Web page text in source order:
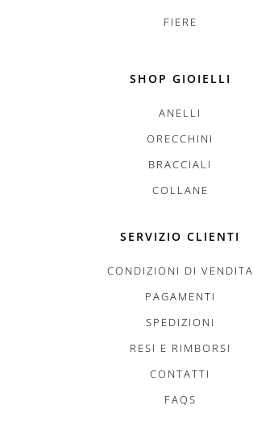
FIERE
SHOP GIOIELLI
ANELLI
ORECCHINI
BRACCIALI
COLLANE
SERVIZIO CLIENTI
CONDIZIONI DI VENDITA
PAGAMENTI
SPEDIZIONI
RESI E RIMBORSI
CONTATTI
FAQS